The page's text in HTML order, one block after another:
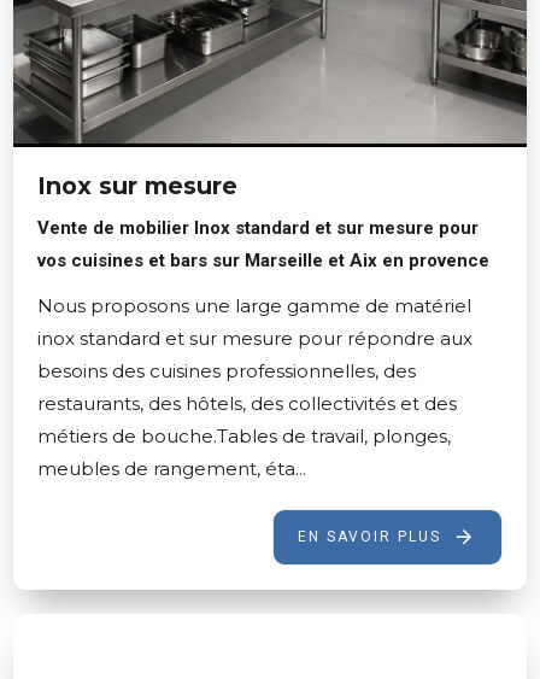
Inox sur mesure
Vente de mobilier Inox standard et sur mesure pour
vos cuisines et bars sur Marseille et Aix en provence
Nous proposons une large gamme de matériel
inox standard et sur mesure pour répondre aux
besoins des cuisines professionnelles, des
restaurants, des hôtels, des collectivités et des
métiers de bouche.Tables de travail, plonges,
meubles de rangement, éta...
EN SAVOIR PLUS